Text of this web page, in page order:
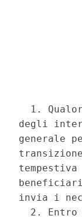
1.
degli
generale
invia i
2. Entro